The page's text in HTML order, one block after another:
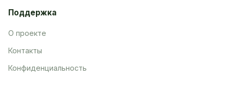
Поддержка
О проекте
Контакты
Конфиденциальность